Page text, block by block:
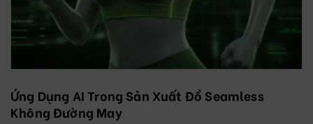
Ứng Dụng AI Trong Sản Xuất Đồ Seamless
Không Đường May